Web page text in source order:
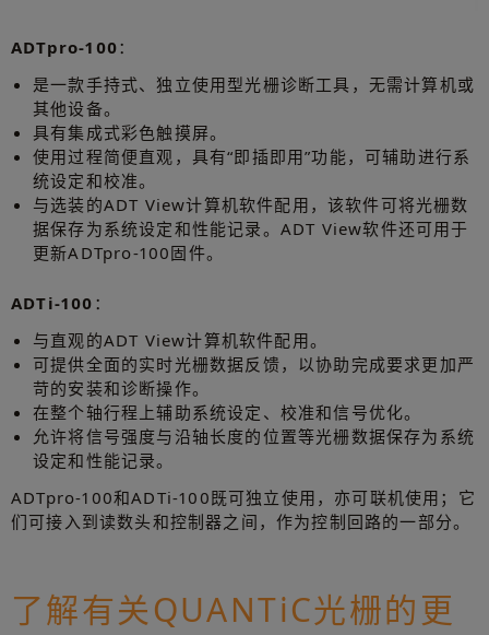
ADTpro-100：
是一款手持式、独立使用型光栅诊断工具，无需计算机或
其他设备。
具有集成式彩色触摸屏。
使用过程简便直观，具有“即插即用”功能，可辅助进行系
统设定和校准。
与选装的ADT View计算机软件配用，该软件可将光栅数
据保存为系统设定和性能记录。ADT View软件还可用于
更新ADTpro-100固件。
ADTi-100 ：
与直观的ADT View计算机软件配用。
可提供全面的实时光栅数据反馈，以协助完成要求更加严
苛的安装和诊断操作。
在整个轴行程上辅助系统设定、校准和信号优化。
允许将信号强度与沿轴长度的位置等光栅数据保存为系统
设定和性能记录。
ADTpro-100和ADTi-100既可独立使用，亦可联机使用；它
们可接入到读数头和控制器之间，作为控制回路的一部分。
了解有关QUANTiC光栅的更